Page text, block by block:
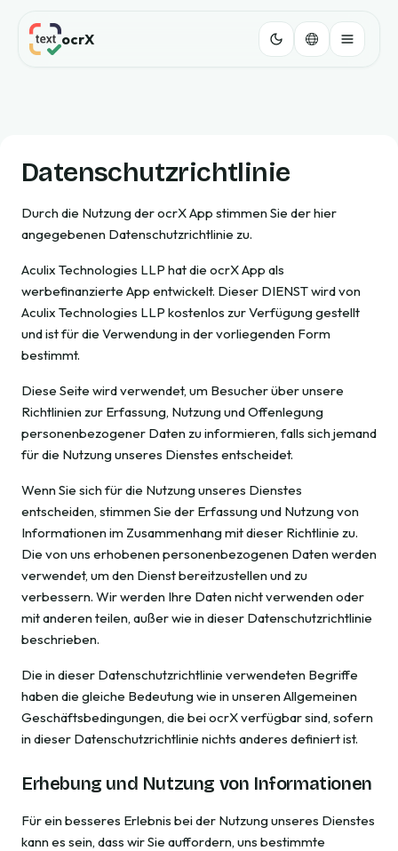
ocrX
Datenschutzrichtlinie
Durch die Nutzung der ocrX App stimmen Sie der hier
angegebenen Datenschutzrichtlinie zu.
Aculix Technologies LLP hat die ocrX App als
werbefinanzierte App entwickelt. Dieser DIENST wird von
Aculix Technologies LLP kostenlos zur Verfügung gestellt
und ist für die Verwendung in der vorliegenden Form
bestimmt.
Diese Seite wird verwendet, um Besucher über unsere
Richtlinien zur Erfassung, Nutzung und Offenlegung
personenbezogener Daten zu informieren, falls sich jemand
für die Nutzung unseres Dienstes entscheidet.
Wenn Sie sich für die Nutzung unseres Dienstes
entscheiden, stimmen Sie der Erfassung und Nutzung von
Informationen im Zusammenhang mit dieser Richtlinie zu.
Die von uns erhobenen personenbezogenen Daten werden
verwendet, um den Dienst bereitzustellen und zu
verbessern. Wir werden Ihre Daten nicht verwenden oder
mit anderen teilen, außer wie in dieser Datenschutzrichtlinie
beschrieben.
Die in dieser Datenschutzrichtlinie verwendeten Begriffe
haben die gleiche Bedeutung wie in unseren Allgemeinen
Geschäftsbedingungen, die bei ocrX verfügbar sind, sofern
in dieser Datenschutzrichtlinie nichts anderes definiert ist.
Erhebung und Nutzung von Informationen
Für ein besseres Erlebnis bei der Nutzung unseres Dienstes
kann es sein, dass wir Sie auffordern, uns bestimmte